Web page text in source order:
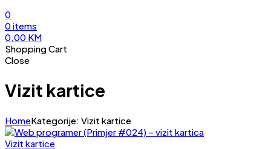
0
0items
0,00 KM
Shopping Cart
Close
Vizit kartice
HomeKategorije: Vizit kartice
Vizit kartice